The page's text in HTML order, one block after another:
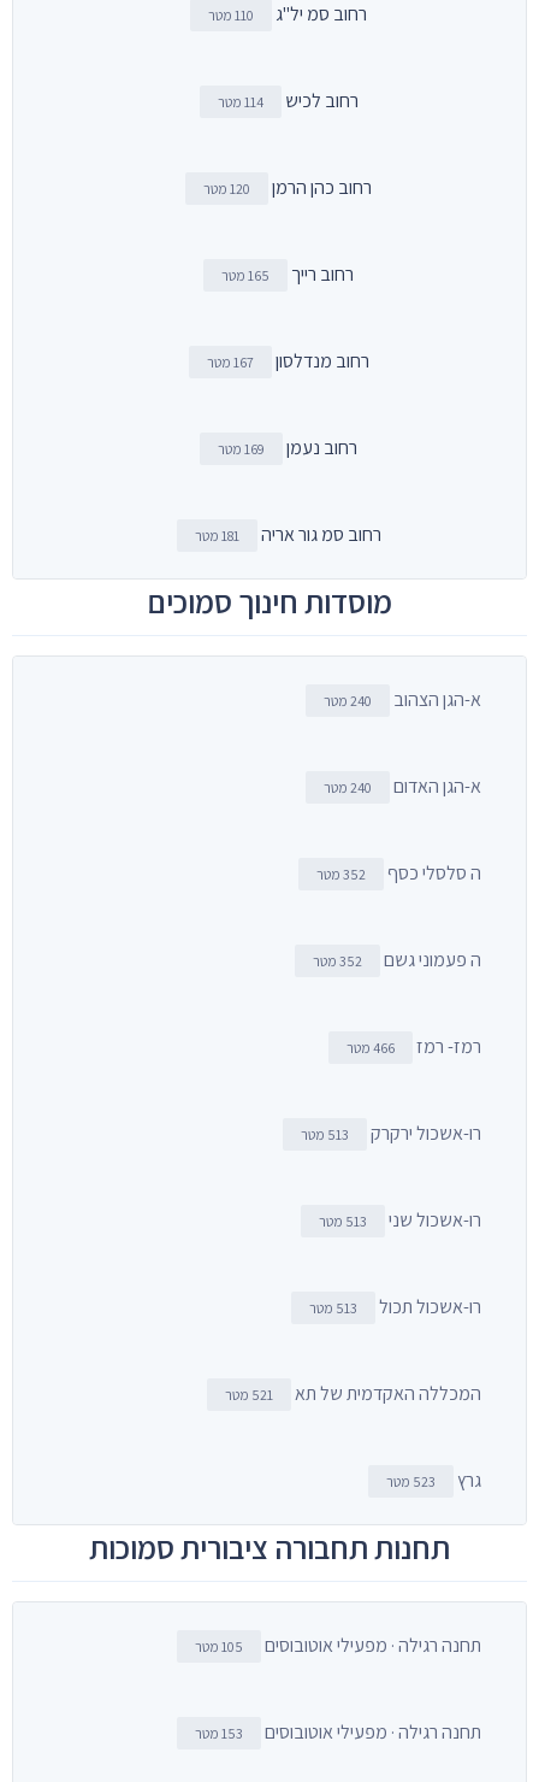
רחוב סמ יל"ג 110 מטר
רחוב לכיש 114 מטר
רחוב כהן הרמן 120 מטר
רחוב רייך 165 מטר
רחוב מנדלסון 167 מטר
רחוב נעמן 169 מטר
רחוב סמ גור אריה 181 מטר
מוסדות חינוך סמוכים
א-הגן הצהוב 240 מטר
א-הגן האדום 240 מטר
ה סלסלי כסף 352 מטר
ה פעמוני גשם 352 מטר
רמז- רמז 466 מטר
רו-אשכול ירקרק 513 מטר
רו-אשכול שני 513 מטר
רו-אשכול תכול 513 מטר
המכללה האקדמית של תא 521 מטר
גרץ 523 מטר
תחנות תחבורה ציבורית סמוכות
תחנה רגילה · מפעילי אוטובוסים 105 מטר
תחנה רגילה · מפעילי אוטובוסים 153 מטר